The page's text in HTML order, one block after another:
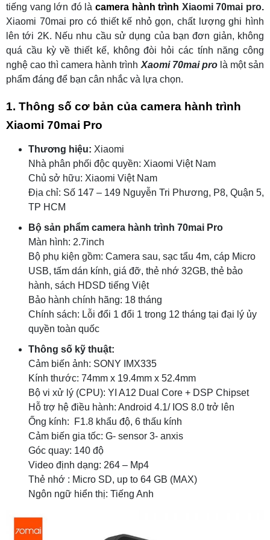
tiếng vang lớn đó là camera hành trình Xiaomi 70mai pro.
Xiaomi 70mai pro có thiết kế nhỏ gọn, chất lượng ghi hình
lên tới 2K. Nếu nhu cầu sử dụng của bạn đơn giản, không
quá cầu kỳ về thiết kế, không đòi hỏi các tính năng công
nghệ cao thì camera hành trình Xaomi 70mai prolà một sản
phẩm đáng để bạn cân nhắc và lựa chọn.
1. Thông số cơ bản của camera hành trình
Xiaomi 70mai Pro
Thương hiệu: Xiaomi
Nhà phân phối độc quyền: Xiaomi Việt Nam
Chủ sở hữu: Xiaomi Việt Nam
Địa chỉ: Số 147 – 149 Nguyễn Tri Phương, P8, Quận 5,
TP HCM
Bộ sản phẩm camera hành trình 70mai Pro
Màn hình: 2.7inch
Bộ phụ kiện gồm: Camera sau, sạc tẩu 4m, cáp Micro
USB, tấm dán kính, giá đỡ, thẻ nhớ 32GB, thẻ bảo
hành, sách HDSD tiếng Việt
Bảo hành chính hãng: 18 tháng
Chính sách: Lỗi đổi 1 đổi 1 trong 12 tháng tại đại lý ủy
quyền toàn quốc
Thông số kỹ thuật:
Cảm biến ảnh: SONY IMX335
Kính thước: 74mm x 19.4mm x 52.4mm
Bộ vi xử lý (CPU): YI A12 Dual Core + DSP Chipset
Hỗ trợ hệ điều hành: Android 4.1/ IOS 8.0 trở lên
Ống kính: F1.8 khẩu độ, 6 thấu kính
Cảm biến gia tốc: G- sensor 3- anxis
Góc quay: 140 độ
Video định dạng: 264 – Mp4
Thẻ nhớ : Micro SD, up to 64 GB (MAX)
Ngôn ngữ hiển thị: Tiếng Anh